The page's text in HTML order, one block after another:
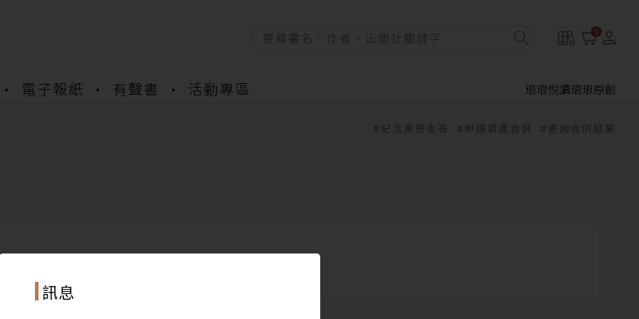
0
電子報紙 有聲書 活動專區 琅琅悅讀琅琅原創
訊息
合併結果查詢
紀念東野圭吾 申請資產合併 查詢合併結果